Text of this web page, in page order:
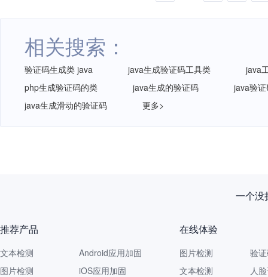
相关搜索：
验证码生成类 java java生成验证码工具类
java
php生成验证码的类
java生成的验证码
java验
java生成滑动的验证码
更多>
一个没
推荐产品
文本检测
图片检测
Android应用加固
iOS应用加固
在线体验
图片检测
文本检测
验
人